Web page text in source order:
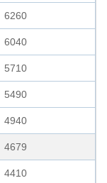
6260
6040
5710
5490
4940
4679
4410